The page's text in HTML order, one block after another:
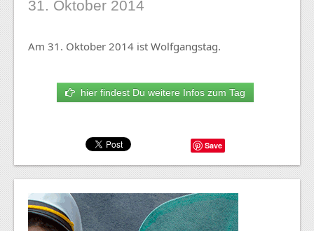
31. Oktober 2014
Am 31. Oktober 2014 ist Wolfgangstag.
hier findest Du weitere Infos zum Tag
Save